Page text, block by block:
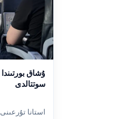
ۇشاق
سوتتالدى
استانا